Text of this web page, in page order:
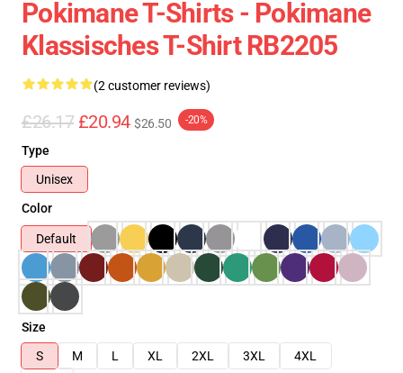
Pokimane T-Shirts - Pokimane
Klassisches T-Shirt RB2205
(2 customer reviews)
£26.17 £20.94 $26.50 -20%
Type
Unisex
Color
Default
Size
S
M L XL 2XL 3XL
4XL